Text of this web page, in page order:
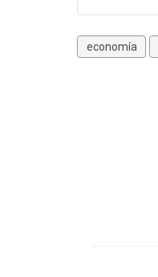
economía